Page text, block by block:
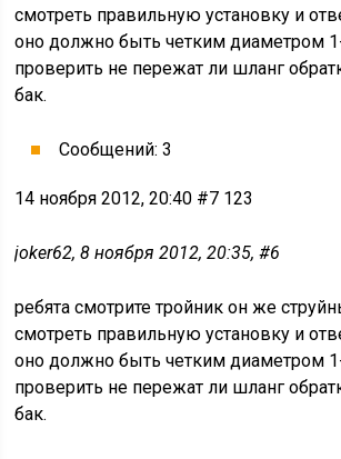
смотреть правильную установку и
оно должно быть четким диаметром
проверить не пережат ли шланг
бак.
Сообщений: 3
14 ноября 2012, 20:40 #7 123
joker62, 8 ноября 2012, 20:35, #6
ребята смотрите тройник он же
смотреть правильную установку и
оно должно быть четким диаметром
проверить не пережат ли шланг
бак.